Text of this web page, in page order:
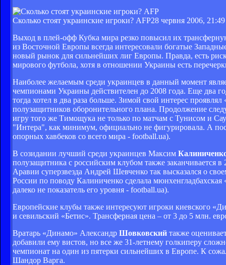
Сколько стоят украинские игроки? AFP28 червня 2006, 21:49
Выход в плей-офф Кубка мира резко повысил их
из Восточной Европы всегда интересовали богатые
новый рынок для сильнейших лиг Европы. Правда, есть
мирового футбола, хотя в отношении Украины есть
Наиболее желаемым среди украинцев в данный момент
чемпионами Украины действителен до 2008 года. Еще два
тогда хотел в два раза больше. Зимой свой интерес
полузащитников оборонительного плана. Продолжение
игру того же Тимощука не только по матчам с Тунисом и
"Интера", как минимум, официально не фигурировала. А
опорных хавбеков со всего мира - football.ua).
В созидании лучший среди украинцев Максим
полузащитника с российским клубом также заканчивается
Аравии суперзвезда Андрей Шевченко так высказался о
России по поводу Калиниченко сделала
далеко не показатель его уровня - football.ua).
Европейские клубы также интересуют игроки киевского
и севильский «Бетис». Трансферная цена – от 3 до 5 млн.
Вратарь «Динамо» Александр Шовковский также
добавили ему вистов, но все же 31-летнему голкиперу
чемпионат на один из пятерки сильнейших в Европе. К
Шандор Варга.